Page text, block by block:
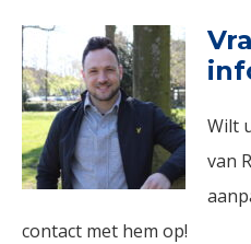
Wilt
van
contact met hem op!